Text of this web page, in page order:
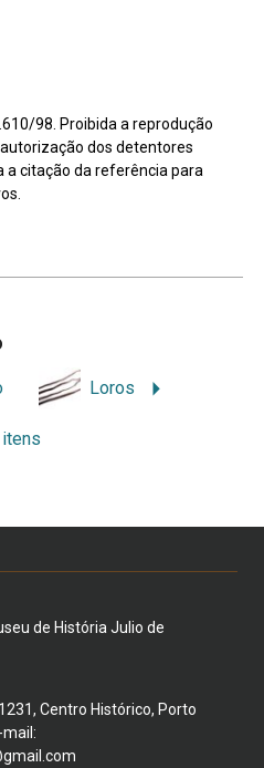
98. Proibida a reprodução
dos detentores
a citação da referência para
Loros
de História Julio de
Centro Histórico, Porto